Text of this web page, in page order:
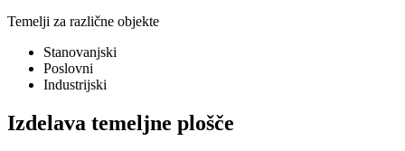
Temelji za različne objekte
Stanovanjski
Poslovni
Industrijski
Izdelava temeljne plošče